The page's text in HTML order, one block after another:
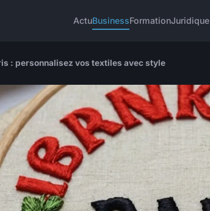
ActuBusinessFormationJuridique
: personnalisez vos textiles avec style